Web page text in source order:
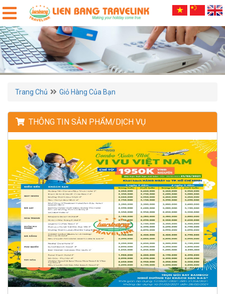
Trang Chủ Giỏ Hàng Của Bạn
THÔNG TIN SẢN PHẨM/DỊCH VỤ